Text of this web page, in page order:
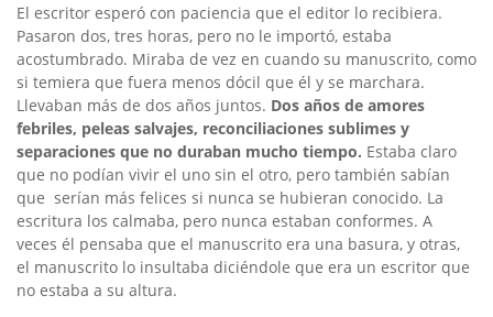
El escritor esperó con paciencia que el editor lo recibiera.
Pasaron dos, tres horas, pero no le importó, estaba
acostumbrado. Miraba de vez en cuando su manuscrito, como
si temiera que fuera menos dócil que él y se marchara.
Llevaban más de dos años juntos. Dos años de amores
febriles, peleas salvajes, reconciliaciones sublimes y
separaciones que no duraban mucho tiempo. Estaba claro
que no podían vivir el uno sin el otro, pero también sabían
que serían más felices si nunca se hubieran conocido. La
escritura los calmaba, pero nunca estaban conformes. A
veces él pensaba que el manuscrito era una basura, y otras,
el manuscrito lo insultaba diciéndole que era un escritor que
no estaba a su altura.